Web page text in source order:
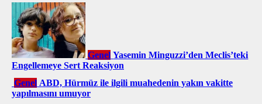
Genel Yasemin Minguzzi’den Meclis’teki
Engellemeye Sert Reaksiyon
Genel ABD, Hürmüz ile ilgili muahedenin yakın vakitte
yapılmasını umuyor